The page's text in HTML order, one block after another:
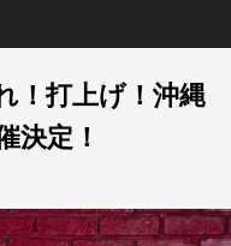
！打上げ！沖縄
決定！